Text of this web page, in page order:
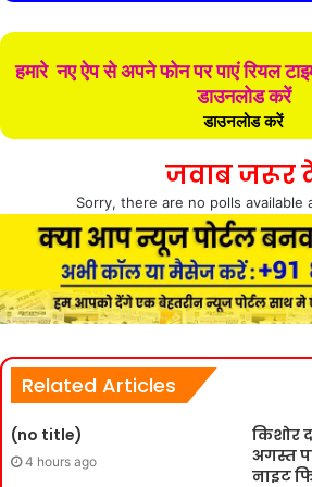
हमारे नए ऐप से अपने फोन पर पाएं रियल
डाउनलोड करें
डाउनलोड करें
जवाब जरूर
Sorry, there are no polls available
Related Articles
(no title)
4 hours ago
किशोर
अगस्त
नाइट